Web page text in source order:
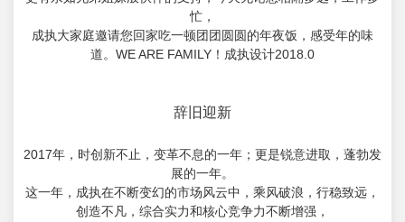
忙，
成执大家庭邀请您回家吃一顿团团圆圆的年夜饭，感受年的味
道。WE ARE FAMILY！成执设计2018.0
辞旧迎新
2017年，时创新不止，变革不息的一年；更是锐意进取，蓬勃发
展的一年。
这一年，成执在不断变幻的市场风云中，乘风破浪，行稳致远，
创造不凡，综合实力和核心竞争力不断增强，